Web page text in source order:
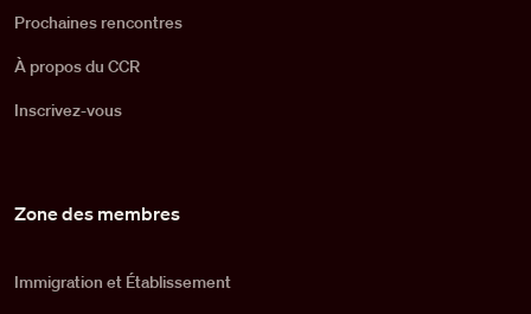
Prochaines rencontres
À propos du CCR
Inscrivez-vous
Zone des membres
Immigration et Établissement